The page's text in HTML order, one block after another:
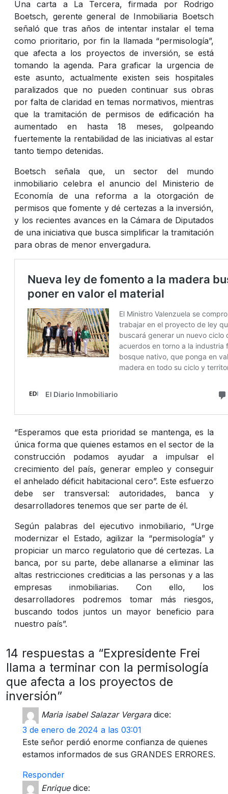
Una carta a La Tercera, firmada por Rodrigo
Boetsch, gerente general de Inmobiliaria Boetsch
señaló que tras años de intentar instalar el tema
como prioritario, por fin la llamada “permisología”,
que afecta a los proyectos de inversión, se está
tomando la agenda. Para graficar la urgencia de
este asunto, actualmente existen seis hospitales
paralizados que no pueden continuar sus obras
por falta de claridad en temas normativos, mientras
que la tramitación de permisos de edificación ha
aumentado en hasta 18 meses, golpeando
fuertemente la rentabilidad de las iniciativas al estar
tanto tiempo detenidas.
Boetsch señala que, un sector del mundo
inmobiliario celebra el anuncio del Ministerio de
Economía de una reforma a la otorgación de
permisos que fomente y dé certezas a la inversión,
y los recientes avances en la Cámara de Diputados
de una iniciativa que busca simplificar la tramitación
para obras de menor envergadura.
“Esperamos que esta prioridad se mantenga, es la
única forma que quienes estamos en el sector de la
construcción podamos ayudar a impulsar el
crecimiento del país, generar empleo y conseguir
el anhelado déficit habitacional cero”. Este esfuerzo
debe ser transversal: autoridades, banca y
desarrolladores tenemos que ser parte de él.
Según palabras del ejecutivo inmobiliario, “Urge
modernizar el Estado, agilizar la “permisología” y
propiciar un marco regulatorio que dé certezas. La
banca, por su parte, debe allanarse a eliminar las
altas restricciones crediticias a las personas y a las
empresas inmobiliarias. Con ello, los
desarrolladores podremos tomar más riesgos,
buscando todos juntos un mayor beneficio para
nuestro país”.
14 respuestas a “Expresidente Frei
llama a terminar con la permisología
que afecta a los proyectos de
inversión”
Maria isabel Salazar Vergara dice:
3 de enero de 2024 a las 03:01
Este señor perdió enorme confianza de quienes
estamos informados de sus GRANDES ERRORES.
Responder
Enrique dice: